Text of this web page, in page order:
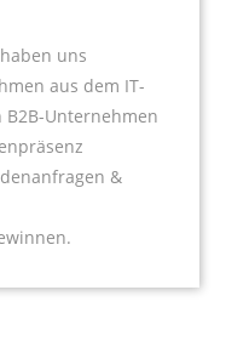
uns
aus dem IT-
Unternehmen
&